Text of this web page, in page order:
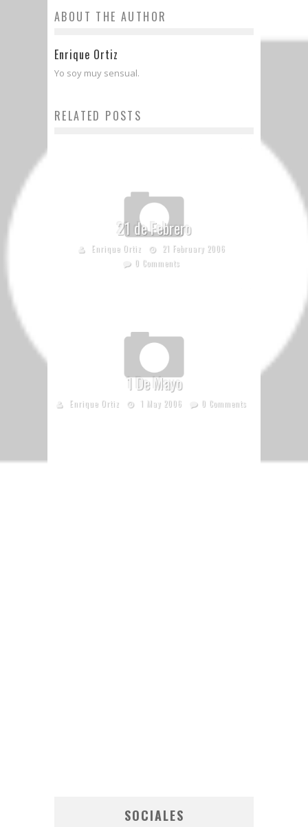
ABOUT THE AUTHOR
Enrique Ortiz
Yo soy muy sensual.
RELATED POSTS
21 de Febrero
Enrique Ortiz
21 February 2006
0 Comments
1 De Mayo
Enrique Ortiz 1 May 2006 0 Comments
SOCIALES